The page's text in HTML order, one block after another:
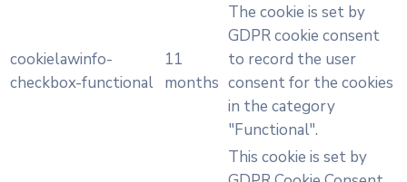
cookielawinfo-
checkbox-functional
11
months
The cookie is set by
GDPR cookie consent
to record the user
consent for the cookies
in the category
"Functional".
This cookie is set by